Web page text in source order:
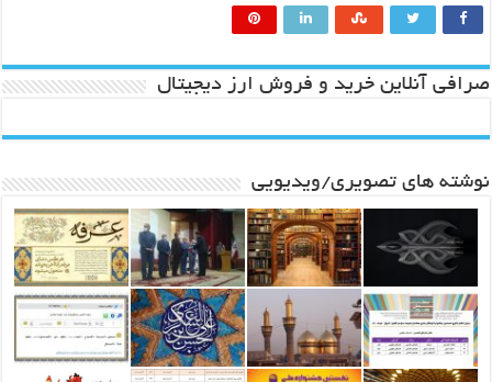
صرافی آنلاین خرید و فروش ارز دیجیتال
نوشته های تصویری/ویدیویی